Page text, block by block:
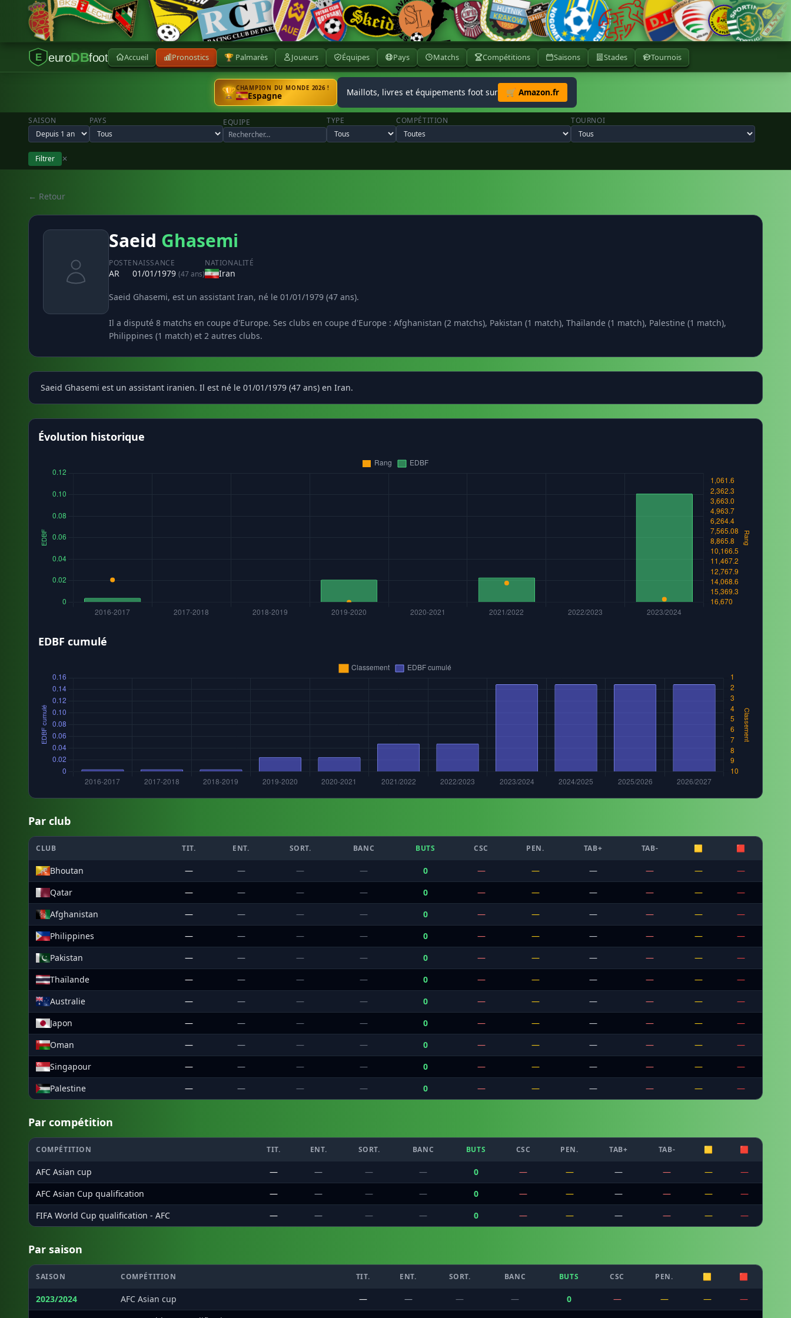
E euroDBfoot Accueil Pronostics 🏆 Palmarès Joueurs Équipes Pays Matchs Compétitions Saisons Stades Tournois
🏆CHAMPION DU MONDE 2026 !
Espagne Maillots, livres et équipements foot sur 🛒 Amazon.fr
SAISON PAYS EQUIPE TYPE COMPÉTITION TOURNOI
Filtrer ✕
← Retour
Saeid Ghasemi
POSTE
AR
NAISSANCE
01/01/1979 (47 ans)
NATIONALITÉ
Iran
Saeid Ghasemi, est un assistant Iran, né le 01/01/1979 (47 ans).
Il a disputé 8 matchs en coupe d'Europe. Ses clubs en coupe d'Europe : Afghanistan (2 matchs), Pakistan (1 match), Thaïlande (1 match), Palestine (1 match),
Philippines (1 match) et 2 autres clubs.
Saeid Ghasemi est un assistant iranien. Il est né le 01/01/1979 (47 ans) en Iran.
Évolution historique
EDBF cumulé
Par club
CLUB TIT. ENT. SORT. BANC BUTS CSC PEN. TAB+ TAB- 🟨 🟥
Bhoutan — — — — 0 — — — — —
—
Qatar
— — — — 0 — — — — —
—
Afghanistan
— — — — 0 — — — — —
—
Philippines
— — — — 0 — — — — —
—
Pakistan
— — — — 0 — — — — —
—
Thaïlande
— — — — 0 — — — — —
—
Australie
— — — — 0 — — — — —
—
Japon
— — — — 0 — — — — —
—
Oman
— — — — 0 — — — — —
—
Singapour
— — — — 0 — — — — —
—
Palestine
— — — — 0 — — — — — —
Par compétition
COMPÉTITION TIT. ENT. SORT. BANC BUTS CSC PEN. TAB+ TAB- 🟨 🟥
AFC Asian cup — — — — 0 — — — — —
—
AFC Asian Cup qualification
— — — — 0 — — — — —
—
FIFA World Cup qualification - AFC
— — — — 0 — — — — — —
Par saison
SAISON COMPÉTITION TIT. ENT. SORT. BANC BUTS CSC PEN. 🟨 🟥
2023/2024 AFC Asian cup — — — — 0 — — —
—